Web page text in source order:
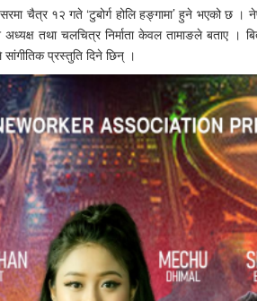
अवसरमा चैत्र १२ गते ‘टुबोर्ग होलि हङ्गामा’ हुने भएको छ
तथा चलचित्र निर्माता केवल तामाङले बताए ।
सांगीतिक प्रस्तुति दिने छिन् ।